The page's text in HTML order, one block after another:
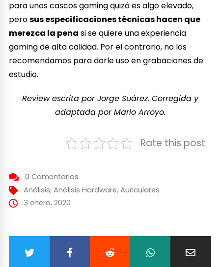
para unos cascos gaming quizá es algo elevado,
perosus especificaciones técnicas hacen que
merezca la pena si se quiere una experiencia
gaming de alta calidad. Por el contrario, no los
recomendamos para darle uso en grabaciones de
estudio.
Review escrita por Jorge Suárez. Corregida y
adaptada por Mario Arroyo.
Rate this post
0 Comentarios
Análisis, Análisis Hardware, Auriculares
3 enero, 2020